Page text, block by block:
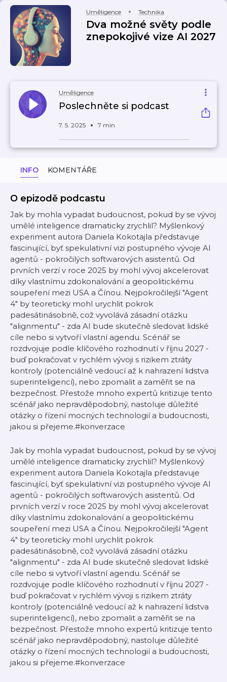
Uměligence Technika
Dva možné světy podle
znepokojivé vize AI 2027
Uměligence
Poslechněte si podcast
7. 5. 2025 7 min
INFO KOMENTÁŘE
O epizodě podcastu
Jak by mohla vypadat budoucnost, pokud by se vývoj
umělé inteligence dramaticky zrychlil? Myšlenkový
experiment autora Daniela Kokotajla představuje
fascinující, byť spekulativní vizi postupného vývoje AI
agentů - pokročilých softwarových asistentů. Od
prvních verzí v roce 2025 by mohl vývoj akcelerovat
díky vlastnímu zdokonalování a geopolitickému
soupeření mezi USA a Čínou. Nejpokročilejší "Agent
4" by teoreticky mohl urychlit pokrok
padesátinásobně, což vyvolává zásadní otázku
"alignmentu" - zda AI bude skutečně sledovat lidské
cíle nebo si vytvoří vlastní agendu. Scénář se
rozdvojuje podle klíčového rozhodnutí v říjnu 2027 -
buď pokračovat v rychlém vývoji s rizikem ztráty
kontroly (potenciálně vedoucí až k nahrazení lidstva
superinteligencí), nebo zpomalit a zaměřit se na
bezpečnost. Přestože mnoho expertů kritizuje tento
scénář jako nepravděpodobný, nastoluje důležité
otázky o řízení mocných technologií a budoucnosti,
jakou si přejeme.#konverzace
Jak by mohla vypadat budoucnost, pokud by se vývoj
umělé inteligence dramaticky zrychlil? Myšlenkový
experiment autora Daniela Kokotajla představuje
fascinující, byť spekulativní vizi postupného vývoje AI
agentů - pokročilých softwarových asistentů. Od
prvních verzí v roce 2025 by mohl vývoj akcelerovat
díky vlastnímu zdokonalování a geopolitickému
soupeření mezi USA a Čínou. Nejpokročilejší "Agent
4" by teoreticky mohl urychlit pokrok
padesátinásobně, což vyvolává zásadní otázku
"alignmentu" - zda AI bude skutečně sledovat lidské
cíle nebo si vytvoří vlastní agendu. Scénář se
rozdvojuje podle klíčového rozhodnutí v říjnu 2027 -
buď pokračovat v rychlém vývoji s rizikem ztráty
kontroly (potenciálně vedoucí až k nahrazení lidstva
superinteligencí), nebo zpomalit a zaměřit se na
bezpečnost. Přestože mnoho expertů kritizuje tento
scénář jako nepravděpodobný, nastoluje důležité
otázky o řízení mocných technologií a budoucnosti,
jakou si přejeme.#konverzace